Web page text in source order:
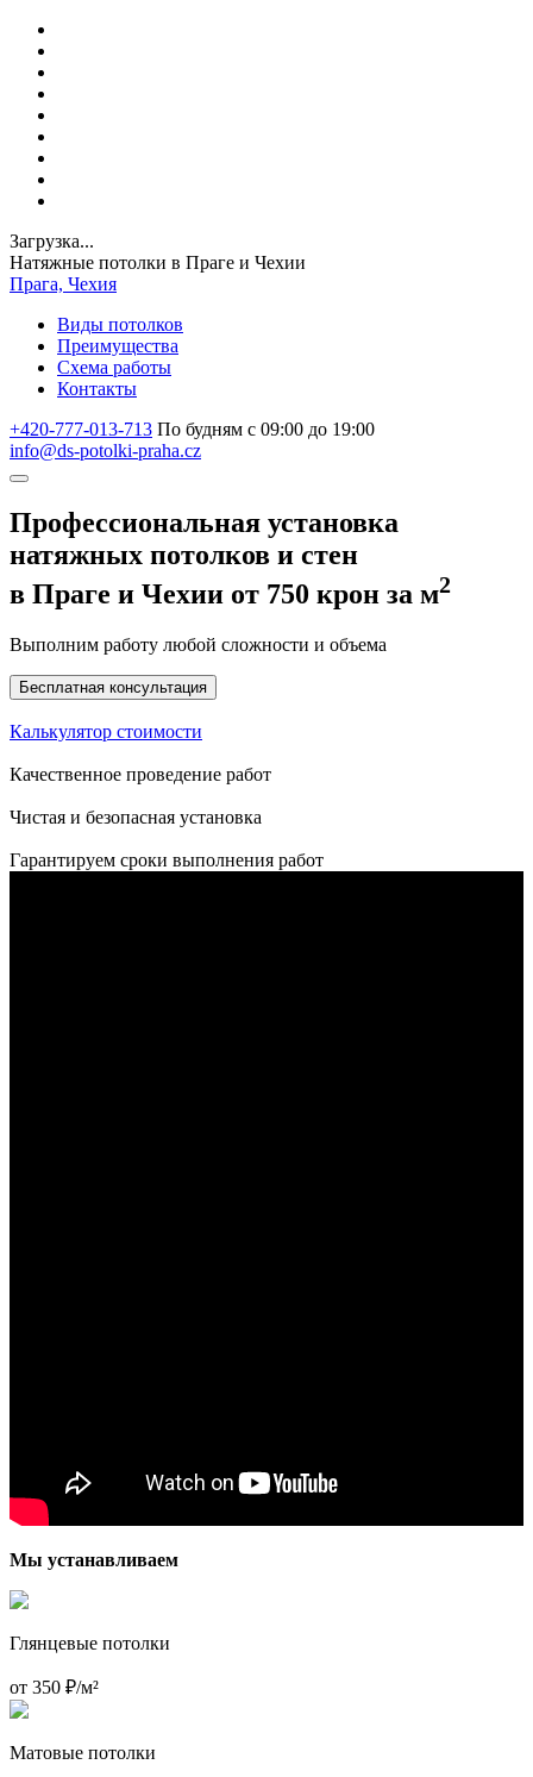
Загрузка...
Натяжные потолки в Праге и Чехии
Прага, Чехия
Виды потолков
Преимущества
Схема работы
Контакты
+420-777-013-713 По будням с 09:00 до 19:00
info@ds-potolki-praha.cz
Профессиональная установка
натяжных потолков и стен
в Праге и Чехии от 750 крон за м2
Выполним работу любой сложности и объема
Бесплатная консультация
Калькулятор стоимости
Качественное проведение работ
Чистая и безопасная установка
Гарантируем сроки выполнения работ
Мы устанавливаем
Глянцевые потолки
от 350 ₽/м²
Матовые потолки